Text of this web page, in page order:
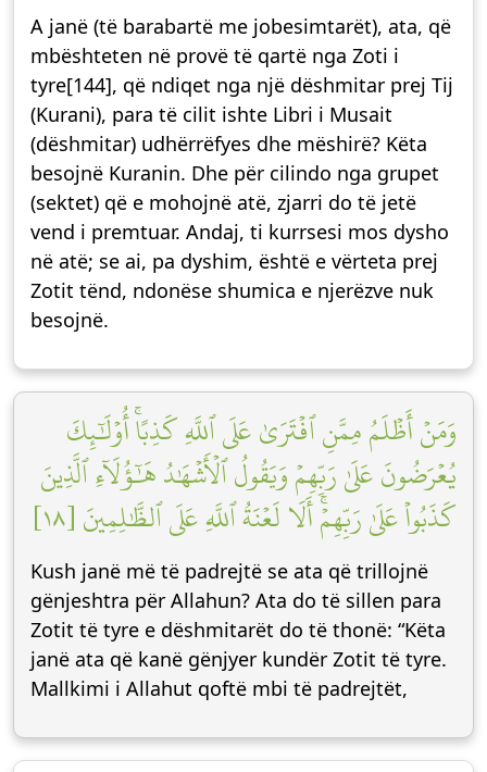
A janë (të barabartë me jobesimtarët), ata, që
mbështeten në provë të qartë nga Zoti i
tyre[144], që ndiqet nga një dëshmitar prej Tij
(Kurani), para të cilit ishte Libri i Musait
(dëshmitar) udhërrëfyes dhe mëshirë? Këta
besojnë Kuranin. Dhe për cilindo nga grupet
(sektet) që e mohojnë atë, zjarri do të jetë
vend i premtuar. Andaj, ti kurrsesi mos dysho
në atë; se ai, pa dyshim, është e vërteta prej
Zotit tënd, ndonëse shumica e njerëzve nuk
besojnë.
وَمَنۡ أَظۡلَمُ مِمَّنِ ٱفۡتَرَىٰ عَلَى ٱللَّهِ كَذِبًاۚ أُوْلَٰٓئِكَ
يُعۡرَضُونَ عَلَىٰ رَبِّهِمۡ وَيَقُولُ ٱلۡأَشۡهَٰدُ هَٰٓؤُلَآءِ ٱلَّذِينَ
كَذَبُواْ عَلَىٰ رَبِّهِمۡۚ أَلَا لَعۡنَةُ ٱللَّهِ عَلَى ٱلظَّٰلِمِينَ [١٨]
Kush janë më të padrejtë se ata që trillojnë
gënjeshtra për Allahun? Ata do të sillen para
Zotit të tyre e dëshmitarët do të thonë: “Këta
janë ata që kanë gënjyer kundër Zotit të tyre.
Mallkimi i Allahut qoftë mbi të padrejtët,